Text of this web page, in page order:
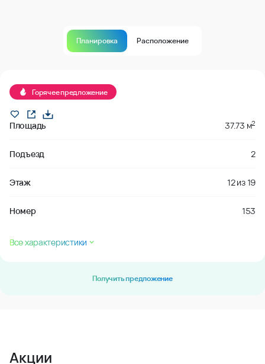
Планировка Расположение
Горячее предложение
Площадь 37.73 м2
Подъезд 2
Этаж 12из19
Номер 153
Все характеристики
Получить предложение
Акции